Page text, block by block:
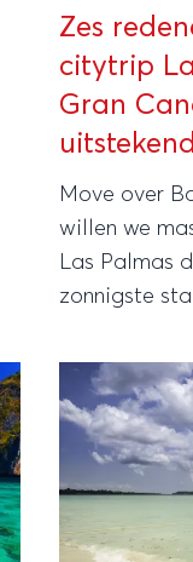
Zes
citytrip
Gran
Move over
willen we
Las Palmas
zonnigste